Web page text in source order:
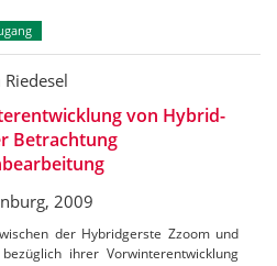
von Hybrid-
Betrachtung
2009
der Hybridgerste Zzoom und
ihrer Vorwinterentwicklung